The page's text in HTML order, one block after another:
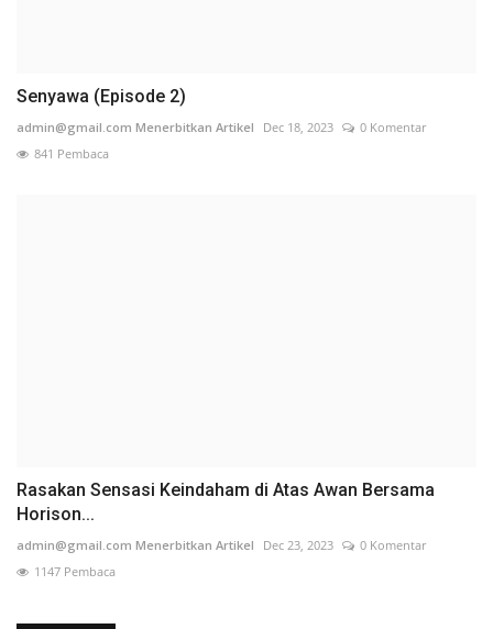
Senyawa (Episode 2)
admin@gmail.com Menerbitkan Artikel Dec 18, 2023
0 Komentar
841 Pembaca
Rasakan Sensasi Keindaham di Atas Awan Bersama
Horison...
admin@gmail.com Menerbitkan Artikel Dec 23, 2023
0 Komentar
1147 Pembaca